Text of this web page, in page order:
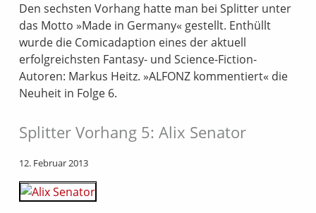
Den sechsten Vorhang hatte man bei Splitter unter
das Motto »Made in Germany« gestellt. Enthüllt
wurde die Comicadaption eines der aktuell
erfolgreichsten Fantasy- und Science-Fiction-
Autoren: Markus Heitz. »ALFONZ kommentiert« die
Neuheit in Folge 6.
Splitter Vorhang 5: Alix Senator
12. Februar 2013